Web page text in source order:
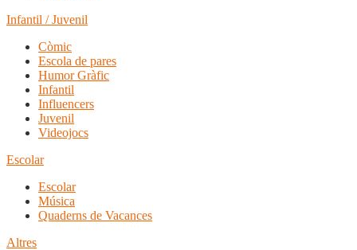
Infantil / Juvenil
Còmic
Escola de pares
Humor Gràfic
Infantil
Influencers
Juvenil
Videojocs
Escolar
Escolar
Música
Quaderns de Vacances
Altres